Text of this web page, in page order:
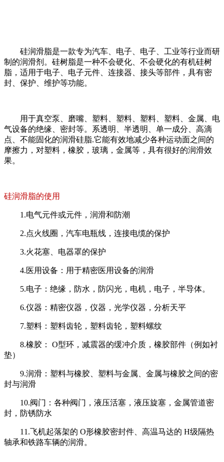
硅润滑脂是一款专为汽车、电子、电子、工业等行业而研
制的润滑剂。硅树脂是一种不会硬化、不会硬化的有机硅树
脂，适用于电子、电子元件、连接器、接头等部件，具有密
封、保护、维护等功能。
用于真空泵、磨嘴、塑料、塑料、塑料、塑料、金属、电
气设备的绝缘、密封等。系透明、半透明、单一成分、高滴
点、不能固化的润滑硅脂.它能有效地减少各种运动面之间的
摩擦力，对塑料，橡胶，玻璃，金属等，具有很好的润滑效
果。
硅润滑脂的使用
1.电气元件或元件，润滑和防潮
2.点火线圈，汽车电瓶线，连接电缆的保护
3.火花塞、电器罩的保护
4.医用设备：用于精密医用设备的润滑
5.电子：绝缘，防水，防闪光，电机，电子，半导体。
6.仪器：精密仪器，仪器，光学仪器，分析天平
7.塑料：塑料齿轮，塑料齿轮，塑料螺纹
8.橡胶： O型环，减震器的缓冲介质，橡胶部件（例如衬
垫）
9.润滑：塑料与橡胶、塑料与金属、金属与橡胶之间的密
封与润滑
10.阀门：各种阀门，液压活塞，液压旋塞，金属管道密
封，防锈防水
11.飞机起落架的 O形橡胶密封件、高温马达的 H级隔热
轴承和铁路车辆的润滑。